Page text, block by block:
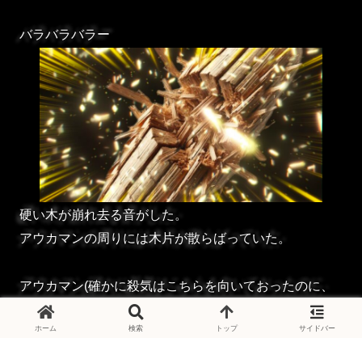
バラバラバラー
硬い木が崩れ去る音がした。
アウカマンの周りには木片が散らばっていた。
アウカマン(確かに殺気はこちらを向いておったのに、
狙いはこちらの得物であったか・・)
ホーム 検索 トップ サイドバー